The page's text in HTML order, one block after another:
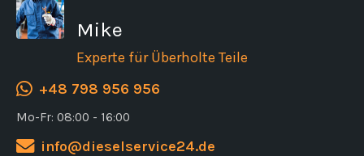
Mike
Experte für Überholte Teile
+48 798 956 956
Mo-Fr: 08:00 - 16:00
info@dieselservice24.de